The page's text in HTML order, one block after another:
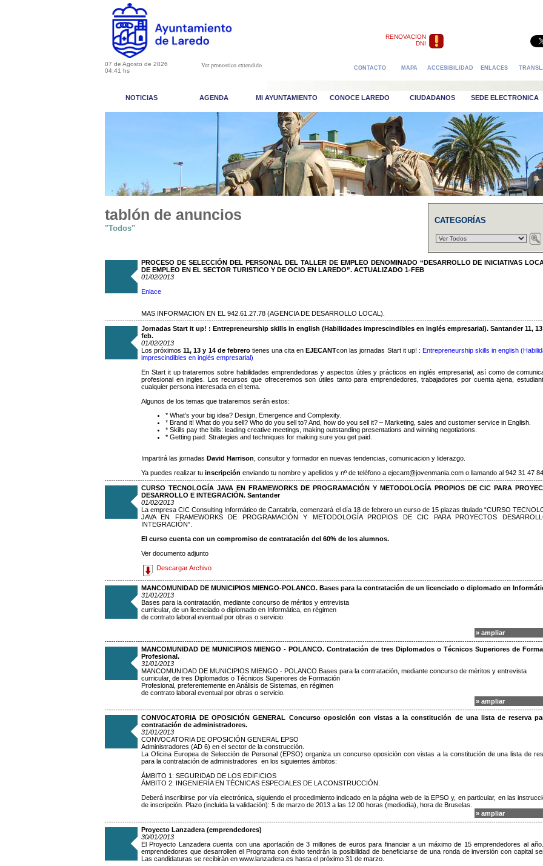
RENOVACION
DNI
07 de Agosto de 2026
04:41 hs
Ver pronostico extendido CONTACTO MAPA ACCESIBILIDAD ENLACES
NOTICIAS AGENDA MI AYUNTAMIENTO CONOCE LAREDO CIUDADANOS SEDE ELECTRONICA
tablón de anuncios
"Todos"
CATEGORÍAS
PROCESO DE SELECCIÓN DEL PERSONAL DEL TALLER DE EMPLEO DENOMINADO “DESARROLLO DE INICIATIVAS
DE EMPLEO EN EL SECTOR TURISTICO Y DE OCIO EN LAREDO”. ACTUALIZADO 1-FEB
01/02/2013
Enlace
MAS INFORMACION EN EL 942.61.27.78 (AGENCIA DE DESARROLLO LOCAL).
Jornadas Start it up! : Entrepreneurship skills in english (Habilidades imprescindibles en inglés empresarial). Santander 11, 13
feb.
01/02/2013
Los próximos11, 13 y 14 de febrero tienes una cita enEJECANTcon las jornadas Start it up! : Entrepreneurship skills in english
imprescindibles en inglés empresarial)
En Start it up trataremos sobre habilidades emprendedoras y aspectos útiles y prácticos en inglés empresarial, así como de
profesional en ingles. Los recursos que ofreceremos son útiles tanto para emprendedores, trabajadores por cuenta ajena,
cualquier persona interesada en el tema.
Algunos de los temas que trataremos serán estos:
* What’s your big idea? Design, Emergence and Complexity.
* Brand it! What do you sell? Who do you sell to? And, how do you sell it? – Marketing, sales and customer service in English.
* Skills pay the bills: leading creative meetings, making outstanding presentations and winning negotiations.
* Getting paid: Strategies and techniques for making sure you get paid.
Impartirá las jornadas David Harrison , consultor y formador en nuevas tendencias, comunicacion y liderazgo.
Ya puedes realizar tu inscripción enviando tu nombre y apellidos y nº de teléfono a ejecant@jovenmania.com o llamando al 942 31 47 84.
CURSO TECNOLOGÍA JAVA EN FRAMEWORKS DE PROGRAMACIÓN Y METODOLOGÍA PROPIOS DE CIC PARA
DESARROLLO E INTEGRACIÓN. Santander
01/02/2013
La empresa CIC Consulting Informático de Cantabria, comenzará el día 18 de febrero un curso de 15 plazas titulado “CURSO
JAVA EN FRAMEWORKS DE PROGRAMACIÓN Y METODOLOGÍA PROPIOS DE CIC PARA PROYECTOS
INTEGRACIÓN”.
El curso cuenta con un compromiso de contratación del 60% de los alumnos.
Ver documento adjunto
Descargar Archivo
MANCOMUNIDAD DE MUNICIPIOS MIENGO-POLANCO. Bases para la contratación de un licenciado o diplomado en
31/01/2013
Bases para la contratación, mediante concurso de méritos y entrevista
curricular, de un licenciado o diplomado en Informática, en régimen
de contrato laboral eventual por obras o servicio.
» ampliar
MANCOMUNIDAD DE MUNICIPIOS MIENGO - POLANCO. Contratación de tres Diplomados o Técnicos Superiores de
Profesional.
31/01/2013
MANCOMUNIDAD DE MUNICIPIOS MIENGO - POLANCO.Bases para la contratación, mediante concurso de méritos y entrevista
curricular, de tres Diplomados o Técnicos Superiores de Formación
Profesional, preferentemente en Análisis de Sistemas, en régimen
de contrato laboral eventual por obras o servicio.
» ampliar
CONVOCATORIA DE OPOSICIÓN GENERAL Concurso oposición con vistas a la constitución de una lista de reserva
contratación de administradores.
31/01/2013
CONVOCATORIA DE OPOSICIÓN GENERAL EPSO
Administradores (AD 6) en el sector de la construcción.
La Oficina Europea de Selección de Personal (EPSO) organiza un concurso oposición con vistas a la constitución de una lista de
para la contratación de administradores en los siguientes ámbitos:
ÁMBITO 1: SEGURIDAD DE LOS EDIFICIOS
ÁMBITO 2: INGENIERÍA EN TÉCNICAS ESPECIALES DE LA CONSTRUCCIÓN.
Deberá inscribirse por vía electrónica, siguiendo el procedimiento indicado en la página web de la EPSO y, en particular, en las
de inscripción. Plazo (incluida la validación): 5 de marzo de 2013 a las 12.00 horas (mediodía), hora de Bruselas.
» ampliar
Proyecto Lanzadera (emprendedores)
30/01/2013
El Proyecto Lanzadera cuenta con una aportación de 3 millones de euros para financiar a un máximo de 15 emprendedores al
emprendedores que desarrollen el Programa con éxito tendrán la posibilidad de beneficiarse de una ronda de inversión con capital
Las candidaturas se recibirán en www.lanzadera.es hasta el próximo 31 de marzo.